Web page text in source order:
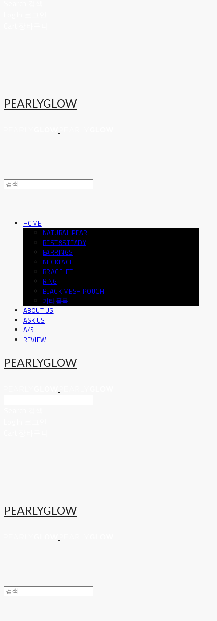
PEARLYGLOW
HOME
NATURAL PEARL
BEST&STEADY
EARRINGS
NECKLACE
BRACELET
RING
BLACK MESH POUCH
기타품목
ABOUT US
ASK US
A/S
REVIEW
PEARLYGLOW
PEARLYGLOW